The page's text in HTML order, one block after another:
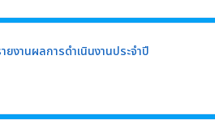
ยงานผลการดำเนินงานประจำปี